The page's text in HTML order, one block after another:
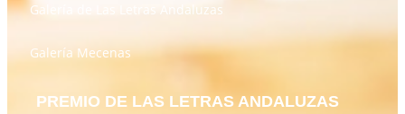
Galería de Las Letras Andaluzas
Galería Mecenas
PREMIO DE LAS LETRAS ANDALUZAS